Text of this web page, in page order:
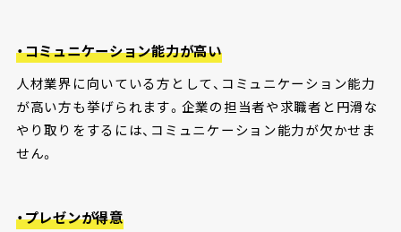
・コミュニケーション能力が高い
人材業界に向いている方として、コミュニケーション能力
が高い方も挙げられます。企業の担当者や求職者と円滑な
やり取りをするには、コミュニケーション能力が欠かせま
せん。
・プレゼンが得意